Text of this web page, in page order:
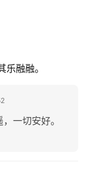
融融。
一切安好。